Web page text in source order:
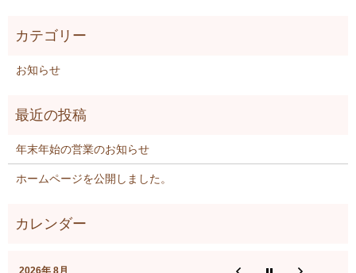
お知らせ
年末年始の営業のお知らせ
ホームページを公開しました。